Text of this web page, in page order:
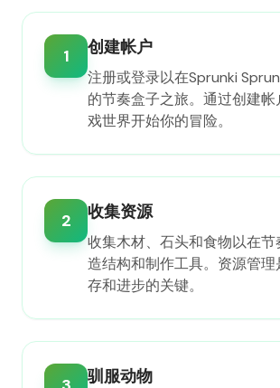
1 创建帐户
注册或登录以在Sprunki
的节奏盒子之旅。通过创建
戏世界开始你的冒险。
2 收集资源
收集木材、石头和食物以在节
造结构和制作工具。资源管理
存和进步的关键。
驯服动物